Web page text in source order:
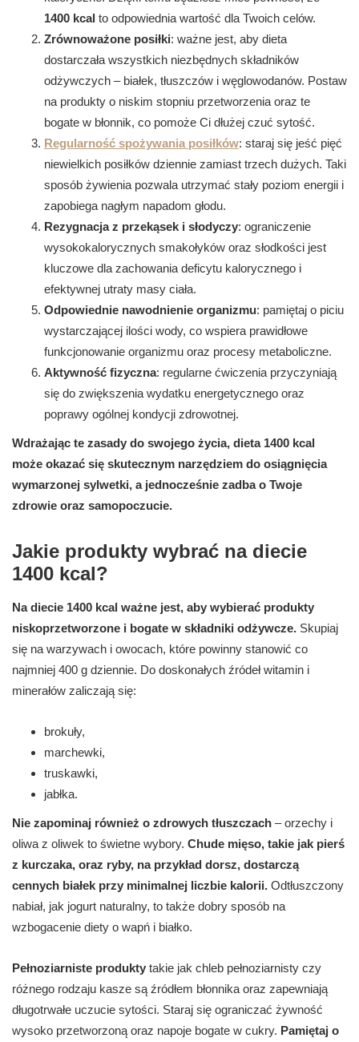
1400 kcal to odpowiednia wartość dla Twoich celów.
Zrównoważone posiłki: ważne jest, aby dieta
dostarczała wszystkich niezbędnych składników
odżywczych – białek, tłuszczów i węglowodanów. Postaw
na produkty o niskim stopniu przetworzenia oraz te
bogate w błonnik, co pomoże Ci dłużej czuć sytość.
Regularność spożywania posiłków: staraj się jeść pięć
niewielkich posiłków dziennie zamiast trzech dużych. Taki
sposób żywienia pozwala utrzymać stały poziom energii i
zapobiega nagłym napadom głodu.
Rezygnacja z przekąsek i słodyczy: ograniczenie
wysokokalorycznych smakołyków oraz słodkości jest
kluczowe dla zachowania deficytu kalorycznego i
efektywnej utraty masy ciała.
Odpowiednie nawodnienie organizmu: pamiętaj o piciu
wystarczającej ilości wody, co wspiera prawidłowe
funkcjonowanie organizmu oraz procesy metaboliczne.
Aktywność fizyczna: regularne ćwiczenia przyczyniają
się do zwiększenia wydatku energetycznego oraz
poprawy ogólnej kondycji zdrowotnej.
Wdrażając te zasady do swojego życia, dieta 1400 kcal
może okazać się skutecznym narzędziem do osiągnięcia
wymarzonej sylwetki, a jednocześnie zadba o Twoje
zdrowie oraz samopoczucie.
Jakie produkty wybrać na diecie
1400 kcal?
Na diecie 1400 kcal ważne jest, aby wybierać produkty
niskoprzetworzone i bogate w składniki odżywcze. Skupiaj
się na warzywach i owocach, które powinny stanowić co
najmniej 400 g dziennie. Do doskonałych źródeł witamin i
minerałów zaliczają się:
brokuły,
marchewki,
truskawki,
jabłka.
Nie zapominaj również o zdrowych tłuszczach – orzechy i
oliwa z oliwek to świetne wybory. Chude mięso, takie jak pierś
z kurczaka, oraz ryby, na przykład dorsz, dostarczą
cennych białek przy minimalnej liczbie kalorii. Odtłuszczony
nabiał, jak jogurt naturalny, to także dobry sposób na
wzbogacenie diety o wapń i białko.
Pełnoziarniste produkty takie jak chleb pełnoziarnisty czy
różnego rodzaju kasze są źródłem błonnika oraz zapewniają
długotrwałe uczucie sytości. Staraj się ograniczać żywność
wysoko przetworzoną oraz napoje bogate w cukry. Pamiętaj o